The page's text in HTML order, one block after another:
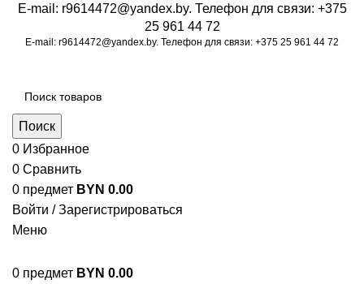
E-mail: r9614472@yandex.by. Телефон для связи: +375
25 961 44 72
E-mail: r9614472@yandex.by. Телефон для связи: +375 25 961 44 72
Поиск
0 Избранное
0 Сравнить
0 предмет BYN 0.00
Войти / Зарегистрироваться
Меню
0 предмет BYN 0.00